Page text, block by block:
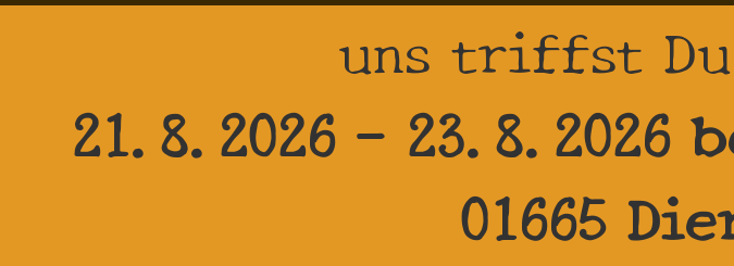
uns triffst Du
21.8.2026 - 23.8.2026
01665